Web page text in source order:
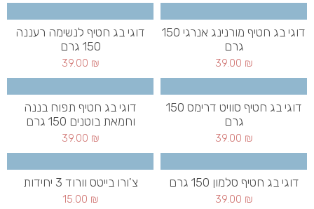
דוגי בג חטיף מורנינג אנרגי 150
גרם
39.00 ₪
דוגי בג חטיף לנשימה רעננה
150 גרם
39.00 ₪
דוגי בג חטיף סוויט דרימס 150
גרם
39.00 ₪
דוגי בג חטיף תפוח בננה
וחמאת בוטנים 150 גרם
39.00 ₪
דוגי בג חטיף סלמון 150 גרם
39.00 ₪
צ'ורו בייטס וורוד 3 יחידות
15.00 ₪